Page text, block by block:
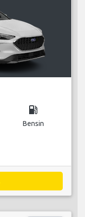
local_gas_station
Bensin